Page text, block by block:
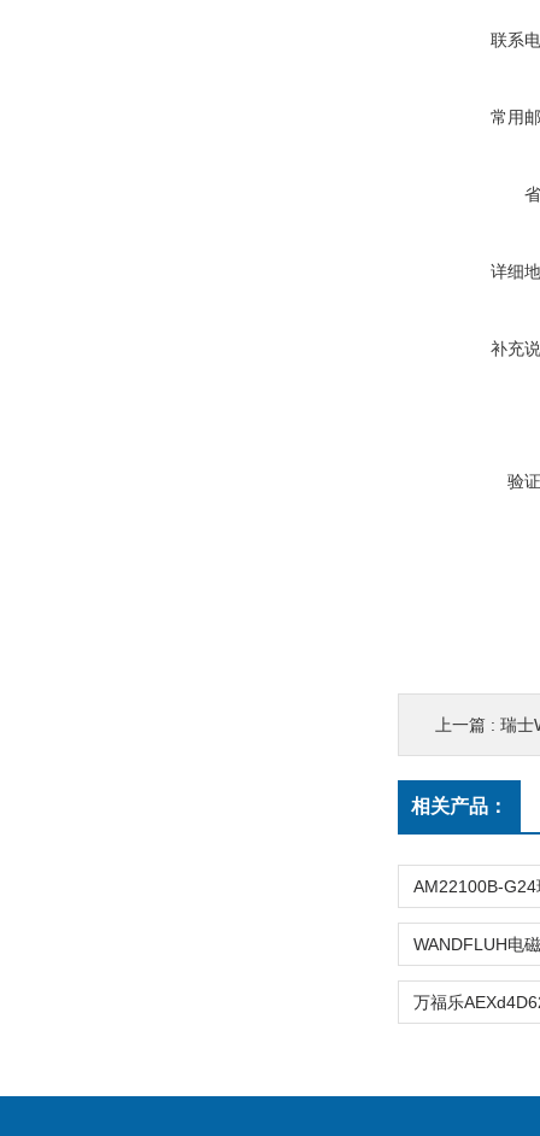
联系
常用
详细
补充
验
上一篇 : 瑞士
相关产品：